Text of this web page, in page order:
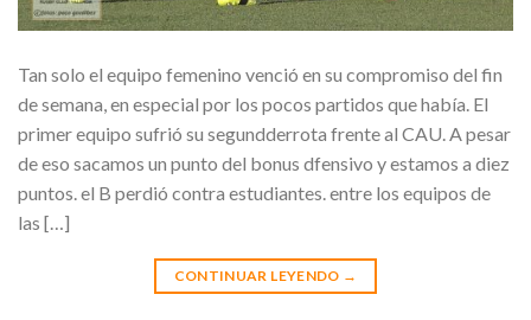
Tan solo el equipo femenino venció en su compromiso del fin
de semana, en especial por los pocos partidos que había. El
primer equipo sufrió su segundderrota frente al CAU. A pesar
de eso sacamos un punto del bonus dfensivo y estamos a diez
puntos. el B perdió contra estudiantes. entre los equipos de
las […]
CONTINUAR LEYENDO →